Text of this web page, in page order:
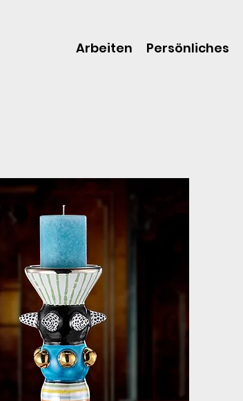
Arbeiten Persönliches